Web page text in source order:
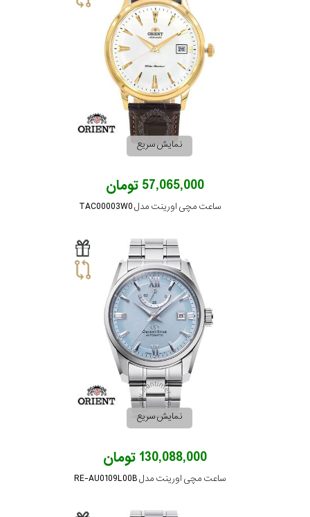
نمایش سریع
57,065,000 تومان
ساعت مچی اورینت مدل TAC00003W0
نمایش سریع
130,088,000 تومان
ساعت مچی اورینت مدل RE-AU0109L00B